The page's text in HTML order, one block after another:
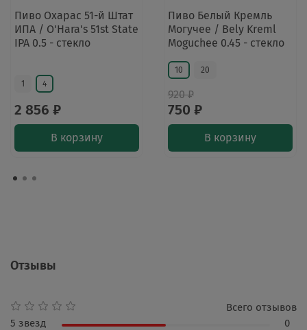
Пиво Охарас 51-й Штат
ИПА / O'Hara's 51st State
IPA 0.5 - стекло
1 4
2 856 ₽
В корзину
Пиво Белый Кремль
Могучее / Bely Kreml
Moguchee 0.45 - стекло
10 20
920 ₽
750 ₽
В корзину
Отзывы
Всего отзывов
5 звезд
0